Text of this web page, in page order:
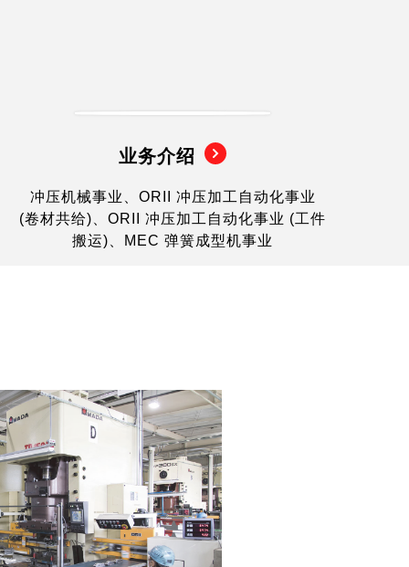
业务介绍
冲压机械事业、ORII 冲压加工自动化事业
(卷材共给)、ORII 冲压加工自动化事业 (工件
搬运)、MEC 弹簧成型机事业